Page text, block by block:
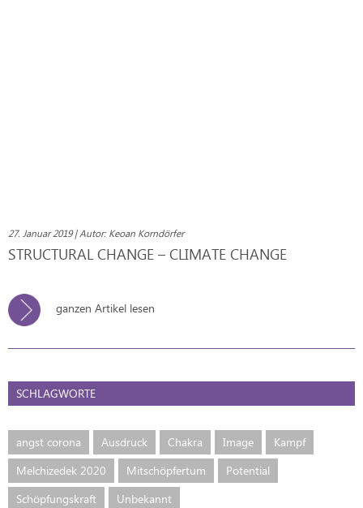
27. Januar 2019 | Autor: Keoan Korndörfer
STRUCTURAL CHANGE – CLIMATE CHANGE
ganzen Artikel lesen
SCHLAGWORTE
angst corona Ausdruck Chakra Image
Kampf
Melchizedek 2020
Mitschöpfertum
Potential
Schöpfungskraft
Unbekannt